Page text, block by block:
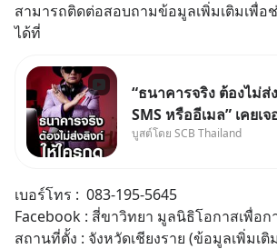
สามารถติดต่อสอบถามข้อมูลเพิ่มเติมเพื่อ
ได้ที่
“ธนาคารจริง ต้องไม่ส่
SMS หรืออีเมล” เคยเ
อ้างว่าโทรจากธนาคาร
“ป้าเก๋าเล่ากลโกง” เพื่
หลอกลวงในคราบ
บูสต์โดย SCB Thailand
เบอร์โทร :  083-195-5645
Facebook : สี่ขาวิทยา มูลนิธิโอกาสเพื่อก
สถานที่ตั้ง : จังหวัดเชียงราย (ข้อมูลเพิ่มเ